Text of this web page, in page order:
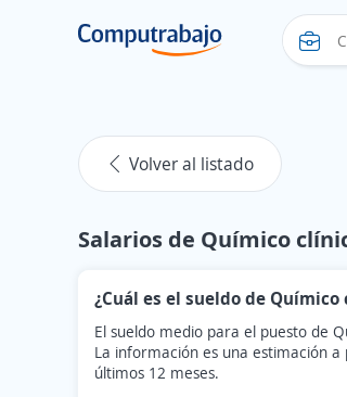
Volver al listado
Salarios de Químico
¿Cuál es el sueldo de Químico
El sueldo medio para el puesto de
La información es una estimación
últimos 12 meses.